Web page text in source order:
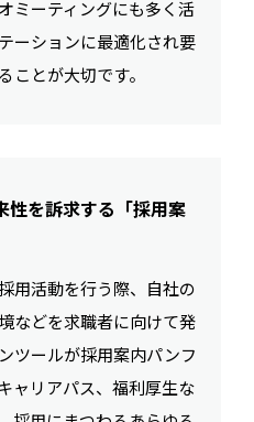
ミーティングにも多く活
ーションに最適化され要
ことが大切です。
性を訴求する「採用案
用活動を行う際、自社の
などを求職者に向けて発
ツールが採用案内パンフ
ャリアパス、福利厚生な